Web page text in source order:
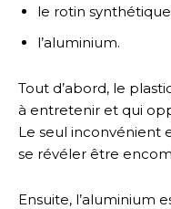
le rotin synthétique
l’aluminium.
Tout d’abord, le
à entretenir et qui
Le seul inconvénient
se révéler être
Ensuite, l’aluminium